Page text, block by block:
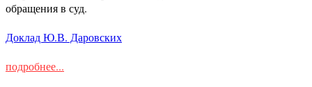
обращения в суд.
Доклад Ю.В. Даровских
подробнее...